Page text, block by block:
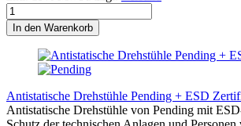
In den Warenkorb
Antistatische Drehstühle Pending + ESD
Antistatische Drehstühle von Pending mit